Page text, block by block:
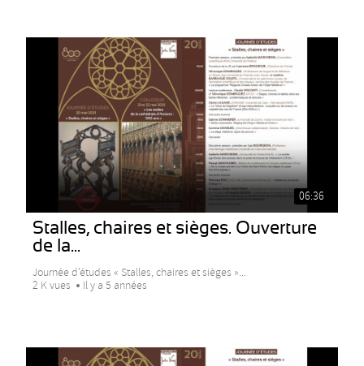
06:36
Stalles, chaires et sièges. Ouverture
de la...
Journée d’études « Stalles, chaires et sièges »...
2 K vues
Il y a 5 années